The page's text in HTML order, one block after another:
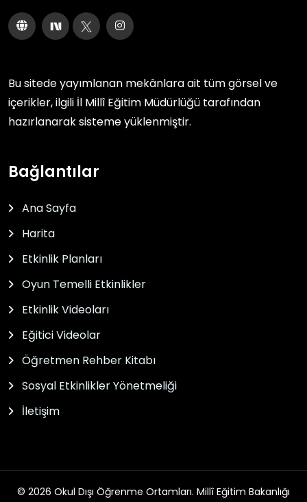
Bu sitede yayımlanan mekânlara ait tüm görsel ve
içerikler, ilgili İl Millî Eğitim Müdürlüğü tarafından
hazırlanarak sisteme yüklenmiştir.
Bağlantılar
Ana Sayfa
Harita
Etkinlik Planları
Oyun Temelli Etkinlikler
Etkinlik Videoları
Eğitici Videolar
Öğretmen Rehber Kitabı
Sosyal Etkinlikler Yönetmeliği
İletişim
© 2026 Okul Dışı Öğrenme Ortamları. Millî Eğitim Bakanlığı